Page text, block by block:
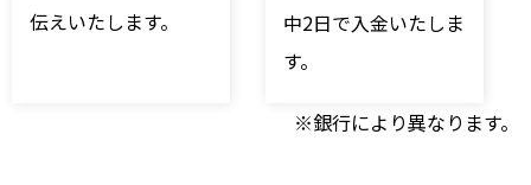
伝えいたします。
中2日で入金いたしま
す。
※銀行により異なります。